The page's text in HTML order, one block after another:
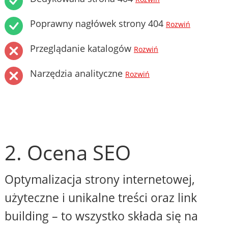
Poprawny nagłówek strony 404 Rozwiń
Przeglądanie katalogów Rozwiń
Narzędzia analityczne Rozwiń
2. Ocena SEO
Optymalizacja strony internetowej,
użyteczne i unikalne treści oraz link
building – to wszystko składa się na